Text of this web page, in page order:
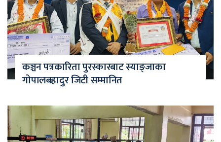
कञ्चन पत्रकारिता पुरस्कारबाट स्याङ्जाका
गोपालबहादुर जिटी सम्मानित